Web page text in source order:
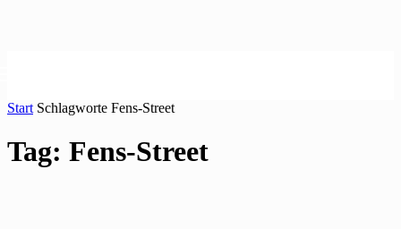
Start Schlagworte Fens-Street
Tag: Fens-Street